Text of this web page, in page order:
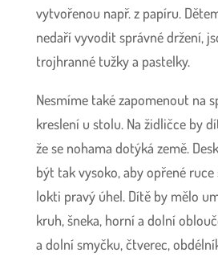
vytvořenou např. z papíru.
nedaří vyvodit správné držení,
trojhranné tužky a pastelky.
Nesmíme také zapomenout na
kreslení u stolu. Na židličce by
že se nohama dotýká země.
být tak vysoko, aby opřené
lokti pravý úhel. Dítě by mělo
kruh, šneka, horní a dolní
a dolní smyčku, čtverec,